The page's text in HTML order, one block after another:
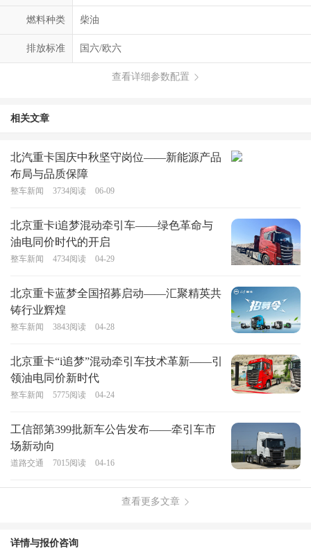
燃料种类 柴油
排放标准 国六/欧六
查看详细参数配置
相关文章
北汽重卡国庆中秋坚守岗位——新能源产品
布局与品质保障
整车新闻 3734阅读 06-09
北京重卡i追梦混动牵引车——绿色革命与
油电同价时代的开启
整车新闻 4734阅读 04-29
北京重卡蓝梦全国招募启动——汇聚精英共
铸行业辉煌
整车新闻 3843阅读 04-28
北京重卡“i追梦”混动牵引车技术革新——引
领油电同价新时代
整车新闻 5775阅读 04-24
工信部第399批新车公告发布——牵引车市
场新动向
道路交通 7015阅读 04-16
查看更多文章
详情与报价咨询